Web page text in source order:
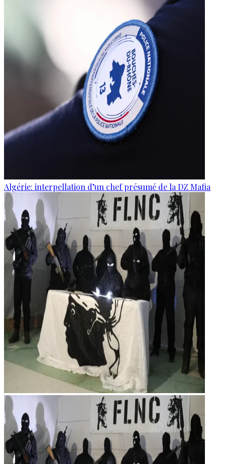
Algérie: interpellation d’un chef présumé de la DZ Mafia